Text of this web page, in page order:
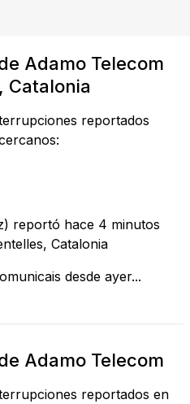
Adamo Telecom
Catalonia
reportados
reportó hace 4 minutos
Catalonia
desde ayer...
Adamo Telecom
reportados en